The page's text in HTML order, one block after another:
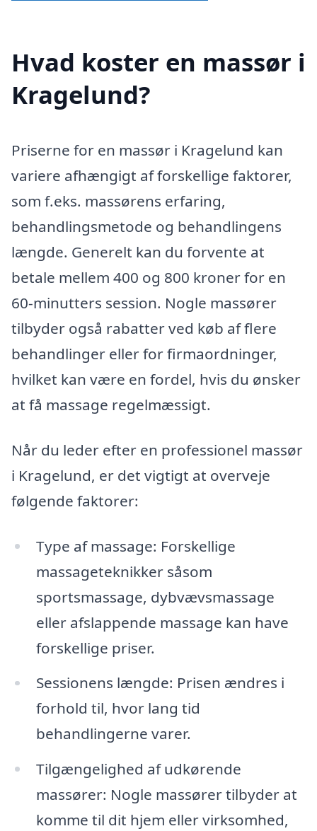
Hvad koster en massør i
Kragelund?
Priserne for en massør i Kragelund kan
variere afhængigt af forskellige faktorer,
som f.eks. massørens erfaring,
behandlingsmetode og behandlingens
længde. Generelt kan du forvente at
betale mellem 400 og 800 kroner for en
60-minutters session. Nogle massører
tilbyder også rabatter ved køb af flere
behandlinger eller for firmaordninger,
hvilket kan være en fordel, hvis du ønsker
at få massage regelmæssigt.
Når du leder efter en professionel massør
i Kragelund, er det vigtigt at overveje
følgende faktorer:
Type af massage: Forskellige
massageteknikker såsom
sportsmassage, dybvævsmassage
eller afslappende massage kan have
forskellige priser.
Sessionens længde: Prisen ændres i
forhold til, hvor lang tid
behandlingerne varer.
Tilgængelighed af udkørende
massører: Nogle massører tilbyder at
komme til dit hjem eller virksomhed,